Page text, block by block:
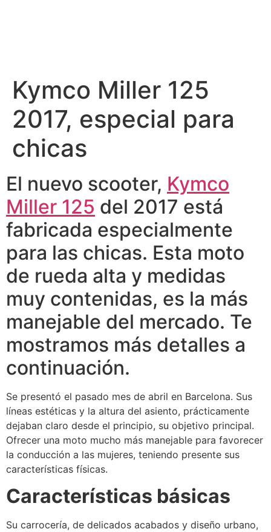
Kymco Miller 125
2017, especial para
chicas
El nuevo scooter, Kymco
Miller 125 del 2017 está
fabricada especialmente
para las chicas. Esta moto
de rueda alta y medidas
muy contenidas, es la más
manejable del mercado. Te
mostramos más detalles a
continuación.
Se presentó el pasado mes de abril en Barcelona. Sus
líneas estéticas y la altura del asiento, prácticamente
dejaban claro desde el principio, su objetivo principal.
Ofrecer una moto mucho más manejable para favorecer
la conducción a las mujeres, teniendo presente sus
características físicas.
Características básicas
Su carrocería, de delicados acabados y diseño urbano,